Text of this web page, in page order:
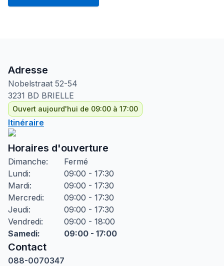
Adresse
Nobelstraat 52-54
3231 BD BRIELLE
Ouvert aujourd'hui de 09:00 à 17:00
Itinéraire
Horaires d'ouverture
Dimanche:
Fermé
Lundi:
09:00 - 17:30
Mardi:
09:00 - 17:30
Mercredi:
09:00 - 17:30
Jeudi:
09:00 - 17:30
Vendredi:
09:00 - 18:00
Samedi: 09:00 - 17:00
Contact
088-0070347